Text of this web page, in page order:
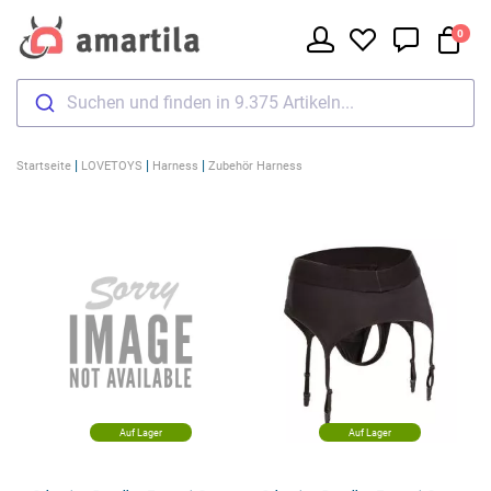
0
Suchen und finden in 9.375 Artikeln...
Startseite | LOVETOYS | Harness | Zubehör Harness
Auf Lager Auf Lager